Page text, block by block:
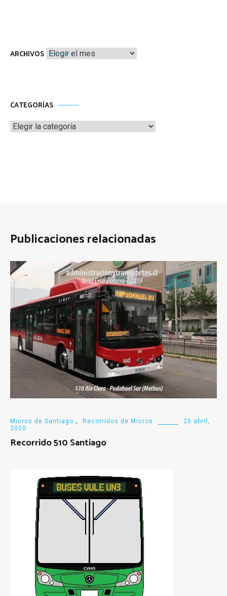
ARCHIVOS Archivos
CATEGORÍAS
Categorías
Publicaciones relacionadas
Micros de Santiago , Recorridos de Micros
25 abril,
2020
Recorrido 510 Santiago